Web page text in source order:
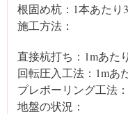
根固め杭：1本あたり
施工方法：
直接杭打ち：1mあた
回転圧入工法：1mあ
プレボーリング工法
地盤の状況：